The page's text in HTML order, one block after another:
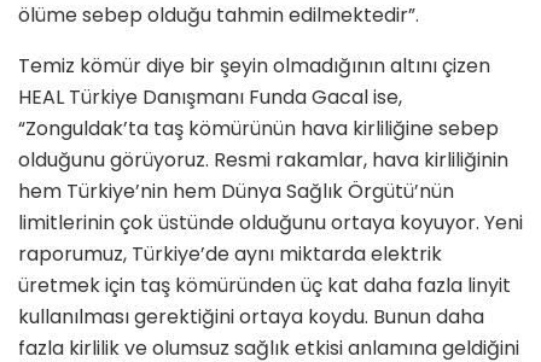
ölüme sebep olduğu tahmin edilmektedir”.
Temiz kömür diye bir şeyin olmadığının altını çizen
HEAL Türkiye Danışmanı Funda Gacal ise,
“Zonguldak’ta taş kömürünün hava kirliliğine sebep
olduğunu görüyoruz. Resmi rakamlar, hava kirliliğinin
hem Türkiye’nin hem Dünya Sağlık Örgütü’nün
limitlerinin çok üstünde olduğunu ortaya koyuyor. Yeni
raporumuz, Türkiye’de aynı miktarda elektrik
üretmek için taş kömüründen üç kat daha fazla linyit
kullanılması gerektiğini ortaya koydu. Bunun daha
fazla kirlilik ve olumsuz sağlık etkisi anlamına geldiğini